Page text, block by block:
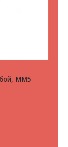
ММ5